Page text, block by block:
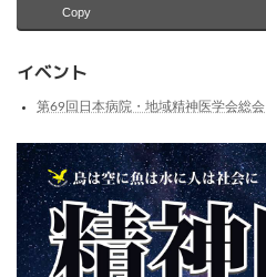
Copy
イベント
第69回日本病院・地域精神医学会総会